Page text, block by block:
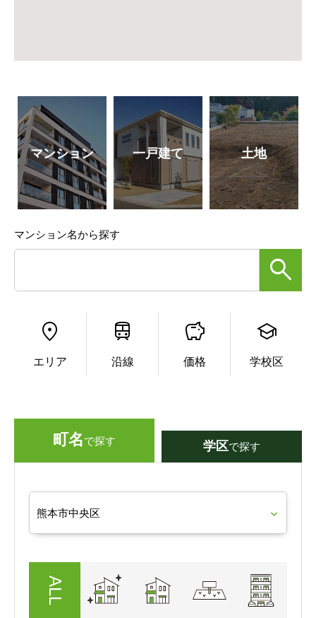
マンション 一戸建て 土地
マンション名から探す
エリア 沿線 価格 学校区
町名で探す 学区で探す